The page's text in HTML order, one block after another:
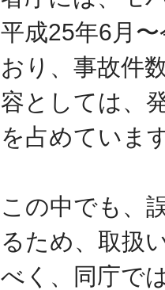
平成25年6月
おり、事故件
容としては、
を占めていま
この中でも、
るため、取扱
べく、同庁で